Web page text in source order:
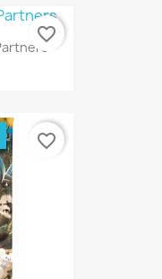
favorite_border
favorite_border